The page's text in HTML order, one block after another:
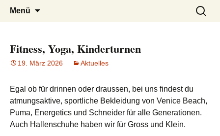
Intersport Wildhaber
Sport und Glockenhandel
Menü
Suchen
nach:
Fitness, Yoga, Kinderturnen
19. März 2026 Aktuelles
Egal ob für drinnen oder draussen, bei uns findest du
atmungsaktive, sportliche Bekleidung von Venice Beach,
Puma, Energetics und Schneider für alle Generationen.
Auch Hallenschuhe haben wir für Gross und Klein.